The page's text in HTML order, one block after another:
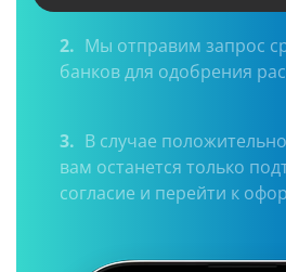
2.
Мы отправим запрос
банков для одобрения
3.
В случае
вам останется только
согласие и перейти к